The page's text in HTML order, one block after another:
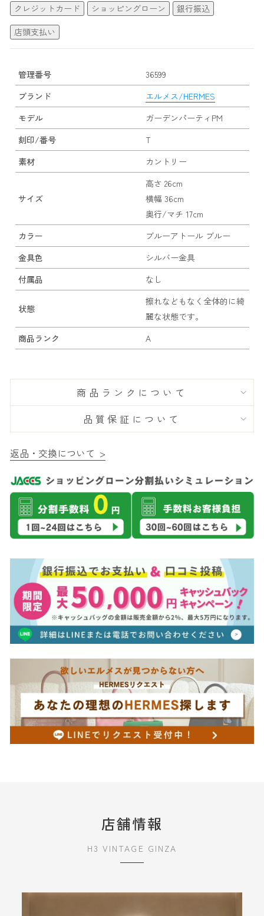
クレジットカード
ショッピングローン
銀行振込
店頭支払い
管理番号
36599
ブランド
エルメス/HERMES
モデル
ガーデンパーティPM
刻印/番号
T
素材
カントリー
サイズ
高さ 26cm
横幅 36cm
奥行/マチ 17cm
カラー
ブルーアトール ブルー
金具色
シルバー金具
付属品
なし
状態
擦れなどもなく全体的に綺
麗な状態です。
商品ランク
A
商品ランクについて
品質保証について
返品・交換について >
店舗情報
H3 VINTAGE GINZA